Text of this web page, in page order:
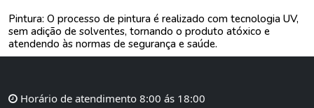
Pintura: O processo de pintura é realizado com tecnologia UV,
sem adição de solventes, tornando o produto atóxico e
atendendo às normas de segurança e saúde.
Horário de atendimento 8:00 ás 18:00